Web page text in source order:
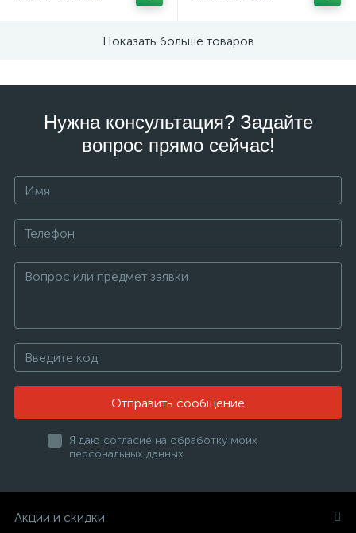
Показать больше товаров
Нужна консультация? Задайте
вопрос прямо сейчас!
Отправить сообщение
Я даю согласие на обработку моих
персональных данных
Акции и скидки